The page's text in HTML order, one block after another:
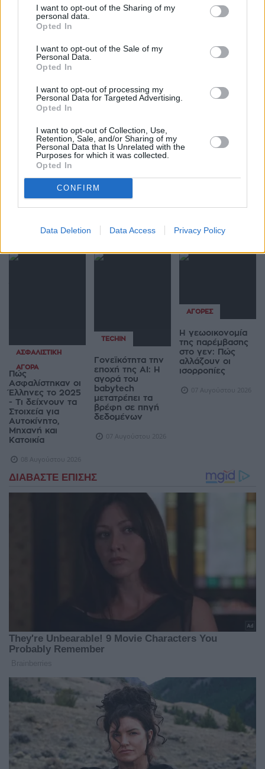
I want to opt-out of the Sharing of my
personal data.
Opted In
I want to opt-out of the Sale of my
Personal Data.
Opted In
I want to opt-out of processing my
Personal Data for Targeted Advertising.
Opted In
I want to opt-out of Collection, Use,
Retention, Sale, and/or Sharing of my
Personal Data that Is Unrelated with the
Purposes for which it was collected.
Opted In
CONFIRM
Data Deletion Data Access Privacy Policy
Οι σημαντικότερες ειδήσεις της ημέρας στο email σου
PICKS
Η Ουάσινγκτον ψάχνει νέα ηγεσία για
την Κούβα, ενώ αυξάνει την πίεση
Η αυξανόμενη πίεση των ΗΠΑ προς την Κούβα
συνοδεύεται από μια παράλληλη, πιο αθόρυβη αναζήτηση
για πρόσωπο που θα μπορούσε να αναλάβει την εξουσία,
08 Αυγούστου 2026
ΑΣΦΑΛΙΣΤΙΚΉ
ΑΓΟΡΆ
Πώς
Ασφαλίστηκαν οι
Έλληνες το 2025
- Τι δείχνουν τα
Στοιχεία για
Αυτοκίνητο,
Μηχανή και
Κατοικία
08 Αυγούστου 2026
TECHIN
Γονεϊκότητα την
εποχή της AI: Η
αγορά του
babytech
μετατρέπει τα
βρέφη σε πηγή
δεδομένων
07 Αυγούστου 2026
ΑΓΟΡΈΣ
Η γεωοικονομία
της παρέμβασης
στο γεν: Πώς
αλλάζουν οι
ισορροπίες
07 Αυγούστου 2026